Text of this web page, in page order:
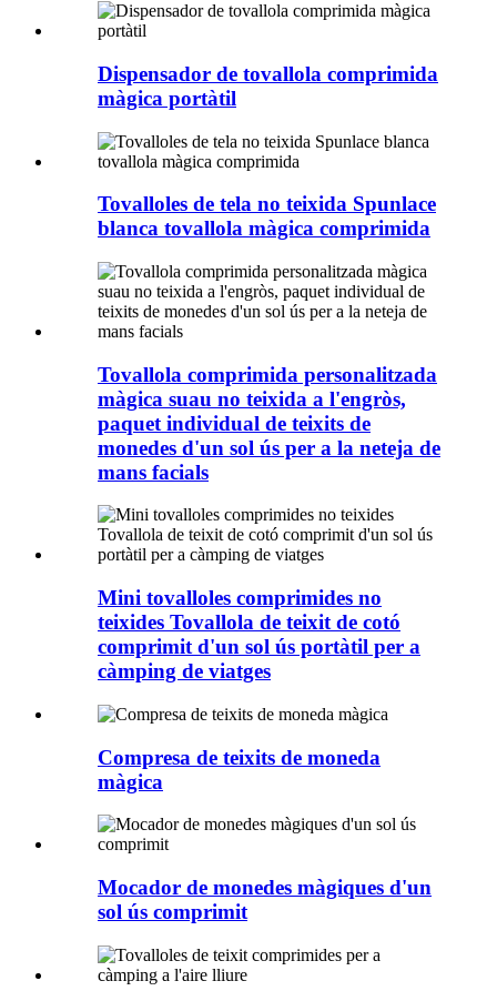
Dispensador de tovallola comprimida
màgica portàtil
Tovalloles de tela no teixida Spunlace
blanca tovallola màgica comprimida
Tovallola comprimida personalitzada
màgica suau no teixida a l'engròs,
paquet individual de teixits de
monedes d'un sol ús per a la neteja de
mans facials
Mini tovalloles comprimides no
teixides Tovallola de teixit de cotó
comprimit d'un sol ús portàtil per a
càmping de viatges
Compresa de teixits de moneda
màgica
Mocador de monedes màgiques d'un
sol ús comprimit